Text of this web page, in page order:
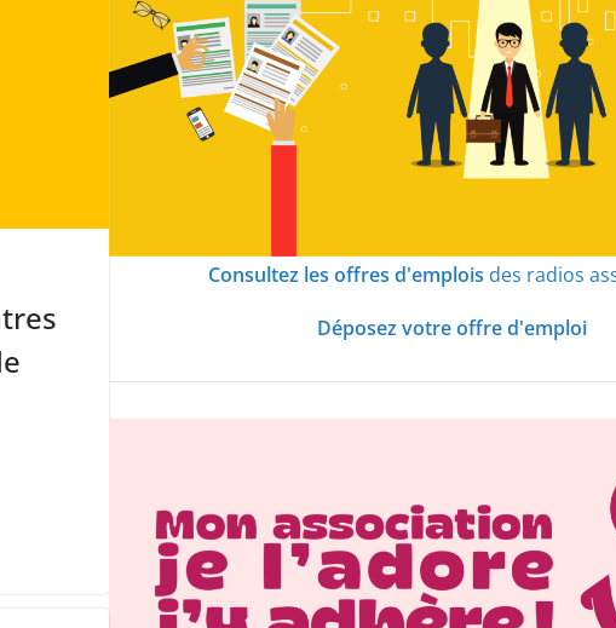
Consultez les offres d'emplois des radios
Déposez votre offre d'emploi